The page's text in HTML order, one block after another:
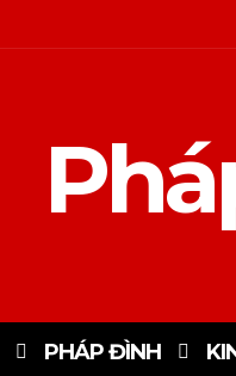
PHÁP ĐÌNH